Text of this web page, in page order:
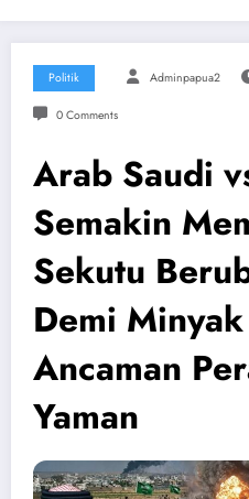
Politik Adminpapua2
0 Comments
Arab Saudi
Semakin
Sekutu
Demi
Ancaman
Yaman